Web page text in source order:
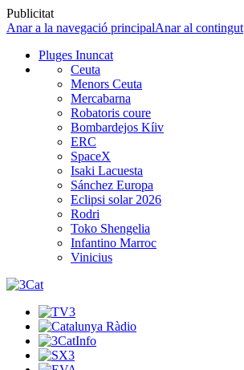
Publicitat
Anar a la navegació principalAnar al contingut
Pluges Inuncat
Ceuta
Menors Ceuta
Mercabarna
Robatoris coure
Bombardejos Kíiv
ERC
SpaceX
Isaki Lacuesta
Sánchez Europa
Eclipsi solar 2026
Rodri
Toko Shengelia
Infantino Marroc
Vinicius